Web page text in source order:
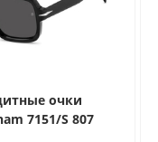
очки
7151/S 807